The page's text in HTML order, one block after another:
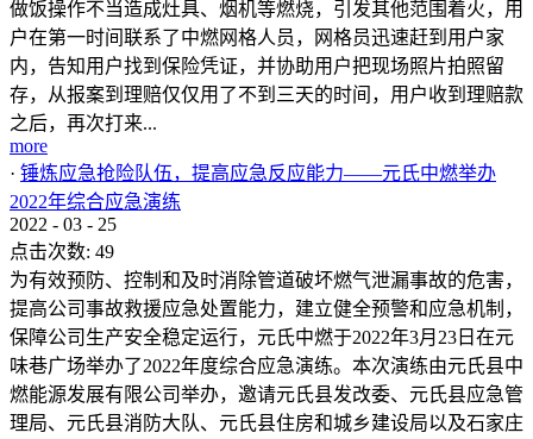
做饭操作不当造成灶具、烟机等燃烧，引发其他范围着火，用
户在第一时间联系了中燃网格人员，网格员迅速赶到用户家
内，告知用户找到保险凭证，并协助用户把现场照片拍照留
存，从报案到理赔仅仅用了不到三天的时间，用户收到理赔款
之后，再次打来...
more
· 锤炼应急抢险队伍，提高应急反应能力——元氏中燃举办
2022年综合应急演练
2022 - 03 - 25
点击次数: 49
为有效预防、控制和及时消除管道破坏燃气泄漏事故的危害，
提高公司事故救援应急处置能力，建立健全预警和应急机制，
保障公司生产安全稳定运行，元氏中燃于2022年3月23日在元
味巷广场举办了2022年度综合应急演练。本次演练由元氏县中
燃能源发展有限公司举办，邀请元氏县发改委、元氏县应急管
理局、元氏县消防大队、元氏县住房和城乡建设局以及石家庄